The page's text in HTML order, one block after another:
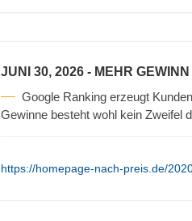
JUNI 30, 2026 - MEHR
Google Ranking erzeugt
Gewinne besteht wohl kein Zweifel
https://homepage-nach-preis.de/